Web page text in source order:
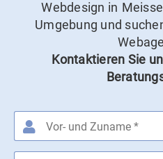
Webdesign in
Umgebung und
Kontaktieren Sie
Bitte nicht ausfüllen.